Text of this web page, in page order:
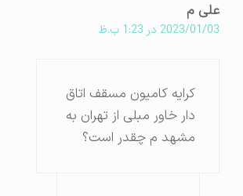
علی م
2023/01/03 در 1:23 ب.ظ
کرایه کامیون مسقف اتاق
دار خاور مبلی از تهران به
مشهد م چقدر است؟